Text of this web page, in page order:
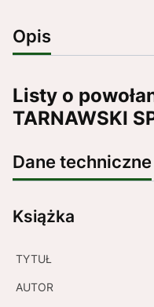
Opis
Listy o
TARNAWSKI
Dane techniczne
Książka
TYTUŁ
AUTOR